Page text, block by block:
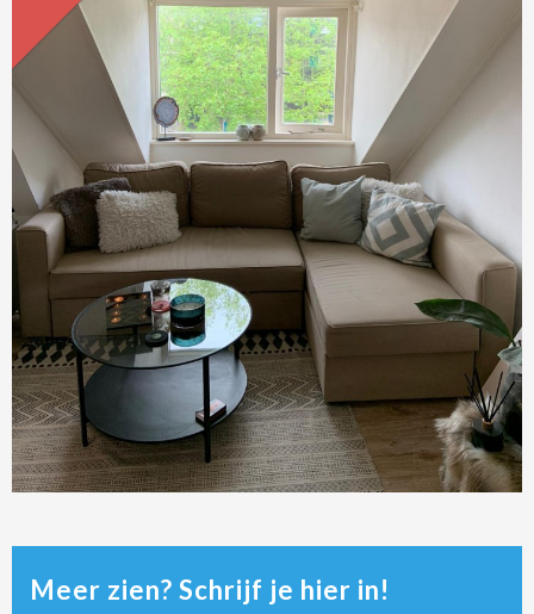
Meer zien? Schrijf je hier in!